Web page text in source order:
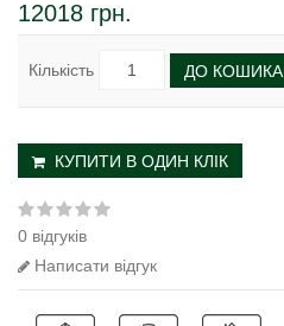
12018 грн.
Кількість ДО КОШИКА
КУПИТИ В ОДИН КЛІК
0 відгуків
Написати відгук